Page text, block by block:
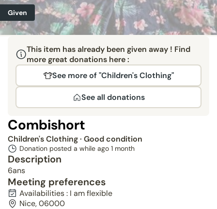
Given
This item has already been given away ! Find
more great donations here :
See more of "Children's Clothing"
See all donations
Combishort
Children's Clothing· Good condition
Donation posted a while ago 1 month
Description
6ans
Meeting preferences
Availabilities : I am flexible
Nice, 06000